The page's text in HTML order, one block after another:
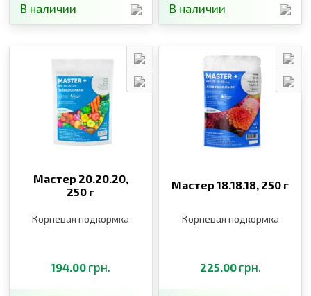
В наличии В наличии
Мастер 20.20.20,
250 г
Корневая подкормка
194.00 грн.
Мастер 18.18.18, 250 г
Корневая подкормка
225.00 грн.